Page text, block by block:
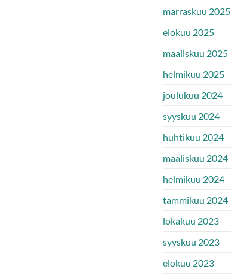
marraskuu 2025
elokuu 2025
maaliskuu 2025
helmikuu 2025
joulukuu 2024
syyskuu 2024
huhtikuu 2024
maaliskuu 2024
helmikuu 2024
tammikuu 2024
lokakuu 2023
syyskuu 2023
elokuu 2023